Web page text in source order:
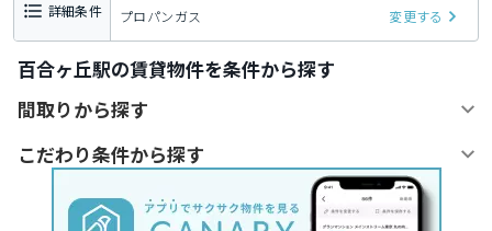
詳細条件 プロパンガス 変更する
百合ヶ丘駅の賃貸物件を条件から探す
間取りから探す
こだわり条件から探す